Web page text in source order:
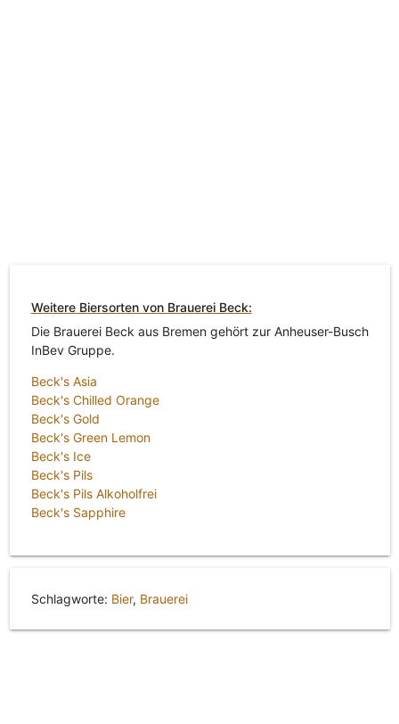
Weitere Biersorten von Brauerei Beck:
Die Brauerei Beck aus Bremen gehört zur Anheuser-Busch
InBev Gruppe.
Beck's Asia
Beck's Chilled Orange
Beck's Gold
Beck's Green Lemon
Beck's Ice
Beck's Pils
Beck's Pils Alkoholfrei
Beck's Sapphire
Schlagworte: Bier, Brauerei